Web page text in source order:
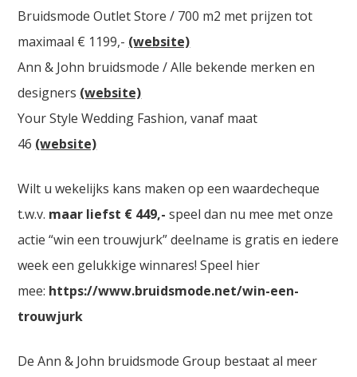
Bruidsmode Outlet Store / 700 m2 met prijzen tot
maximaal € 1199,- (website)
Ann & John bruidsmode / Alle bekende merken en
designers (website)
Your Style Wedding Fashion, vanaf maat
46 (website)
Wilt u wekelijks kans maken op een waardecheque
t.w.v. maar liefst € 449,- speel dan nu mee met onze
actie “win een trouwjurk” deelname is gratis en iedere
week een gelukkige winnares! Speel hier
mee: https://www.bruidsmode.net/win-een-
trouwjurk
De Ann & John bruidsmode Group bestaat al meer